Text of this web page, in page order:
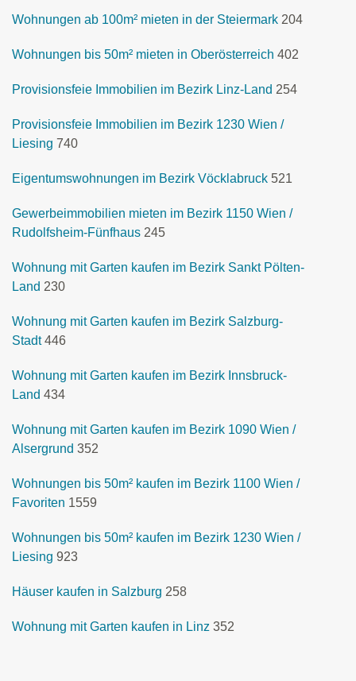
Wohnungen ab 100m² mieten in der Steiermark 204
Wohnungen bis 50m² mieten in Oberösterreich 402
Provisionsfeie Immobilien im Bezirk Linz-Land 254
Provisionsfeie Immobilien im Bezirk 1230 Wien /
Liesing 740
Eigentumswohnungen im Bezirk Vöcklabruck 521
Gewerbeimmobilien mieten im Bezirk 1150 Wien /
Rudolfsheim-Fünfhaus 245
Wohnung mit Garten kaufen im Bezirk Sankt Pölten-
Land 230
Wohnung mit Garten kaufen im Bezirk Salzburg-
Stadt 446
Wohnung mit Garten kaufen im Bezirk Innsbruck-
Land 434
Wohnung mit Garten kaufen im Bezirk 1090 Wien /
Alsergrund 352
Wohnungen bis 50m² kaufen im Bezirk 1100 Wien /
Favoriten 1559
Wohnungen bis 50m² kaufen im Bezirk 1230 Wien /
Liesing 923
Häuser kaufen in Salzburg 258
Wohnung mit Garten kaufen in Linz 352